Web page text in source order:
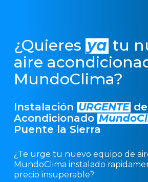
¿Quieres ya tu
aire
MundoClima?
Instalación URGENTE
Acondicionado
Puente la Sierra
¿Te urge tu nuevo equipo de
MundoClima instalado
precio insuperable?